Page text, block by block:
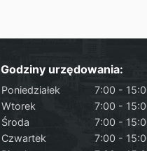
Godziny urzędowania:
Poniedziałek
7:00 -
Wtorek
7:00 -
Środa
7:00 -
Czwartek
7:00 -